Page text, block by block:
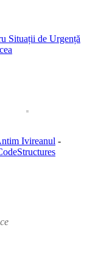
Situații de Urgență
Ivireanul -